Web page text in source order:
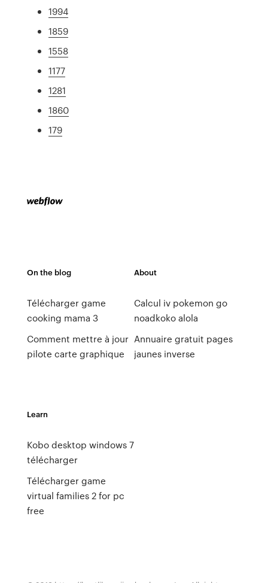
1994
1859
1558
1177
1281
1860
179
On the blog
Télécharger game
cooking mama 3
Comment mettre à jour
pilote carte graphique
About
Calcul iv pokemon go
noadkoko alola
Annuaire gratuit pages
jaunes inverse
Learn
Kobo desktop windows 7
télécharger
Télécharger game
virtual families 2 for pc
free